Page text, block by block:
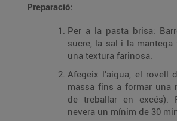
Preparació:
Per a la pasta brisa:
sucre, la sal i la
una textura farinosa.
Afegeix l’aigua, el rovell
massa fins a formar una
de treballar en excés).
nevera un mínim de 30